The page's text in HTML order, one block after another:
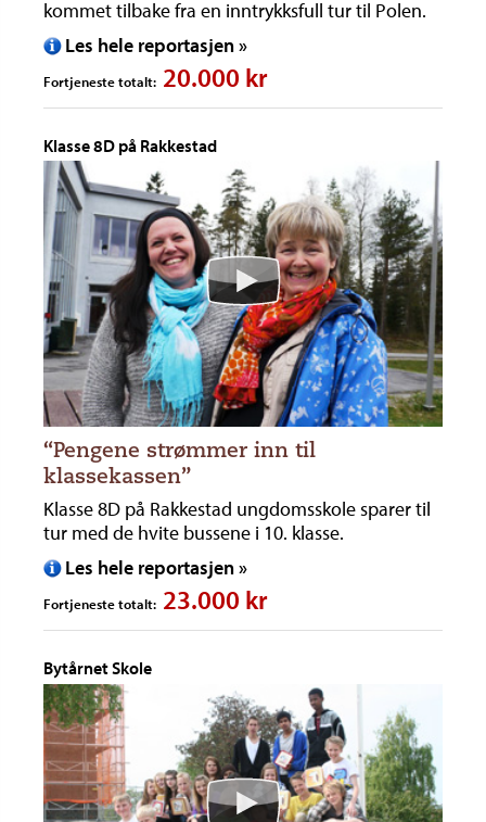
kommet tilbake fra en inntrykksfull tur til Polen.
Les hele reportasjen »
Fortjeneste totalt: 20.000 kr
Klasse 8D på Rakkestad
“Pengene strømmer inn til
klassekassen”
Klasse 8D på Rakkestad ungdomsskole sparer til
tur med de hvite bussene i 10. klasse.
Les hele reportasjen »
Fortjeneste totalt: 23.000 kr
Bytårnet Skole